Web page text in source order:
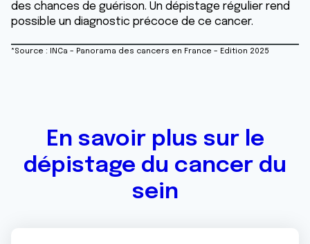
des chances de guérison. Un dépistage régulier rend
possible un diagnostic précoce de ce cancer.
*Source : INCa – Panorama des cancers en France – Edition 2025
En savoir plus sur le
dépistage du cancer du
sein